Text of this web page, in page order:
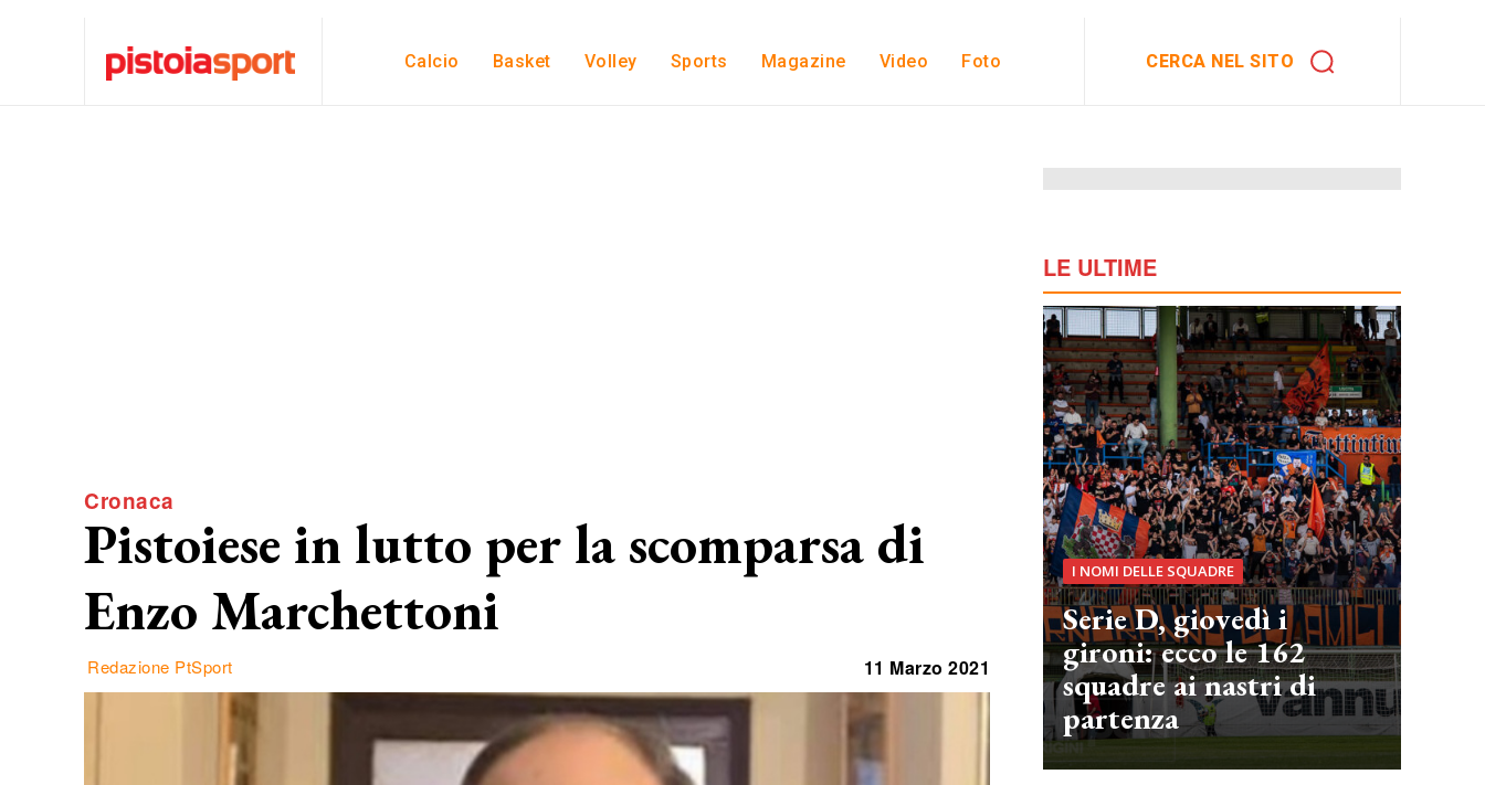
Calcio Basket Volley Sports Magazine Video Foto CERCA NEL SITO
Cronaca
Pistoiese in lutto per la scomparsa di
Enzo Marchettoni
Redazione PtSport 11 Marzo 2021
LE ULTIME
I NOMI DELLE SQUADRE
Serie D, giovedì i
gironi: ecco le 162
squadre ai nastri di
partenza